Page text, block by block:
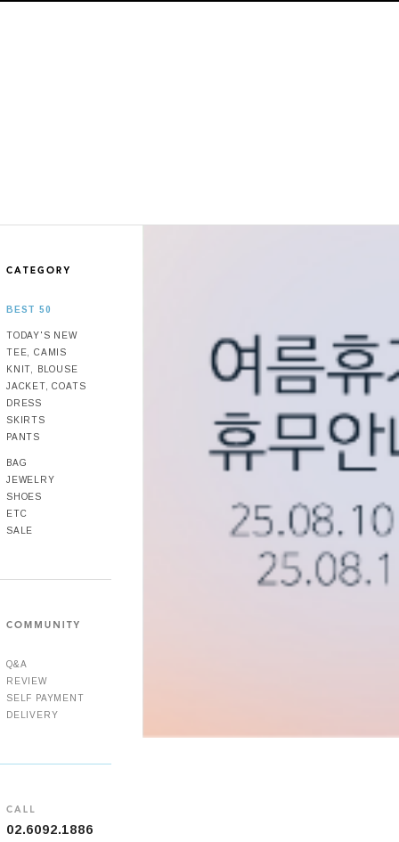
BEST 50
TODAY'S NEW
TEE, CAMIS
KNIT, BLOUSE
JACKET, COATS
DRESS
SKIRTS
PANTS
BAG
JEWELRY
SHOES
ETC
SALE
Q&A
REVIEW
SELF PAYMENT
DELIVERY
02.6092.1886